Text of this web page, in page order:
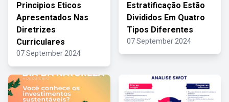
Principios Eticos
Apresentados Nas
Diretrizes
Curriculares
07 September 2024
Estratificação Estão
Divididos Em Quatro
Tipos Diferentes
07 September 2024